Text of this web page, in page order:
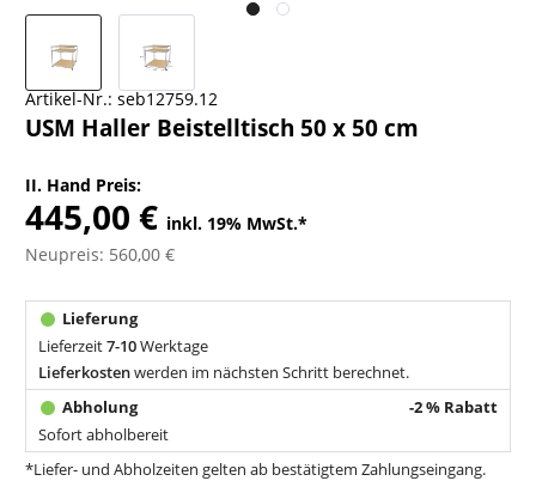
Artikel-Nr.: seb12759.12
USM Haller Beistelltisch 50 x 50 cm
II. Hand Preis:
445,00 € inkl. 19% MwSt.*
Neupreis: 560,00 €
Lieferzeit7-10Werktage
Lieferkostenwerden im nächsten Schritt berechnet.
-2 % Rabatt
Sofort abholbereit
*Liefer- und Abholzeiten gelten ab bestätigtem Zahlungseingang.